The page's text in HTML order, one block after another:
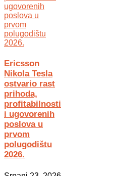
Ericsson
Nikola Tesla
ostvario rast
prihoda,
profitabilnosti
i ugovorenih
poslova u
prvom
polugodištu
2026.